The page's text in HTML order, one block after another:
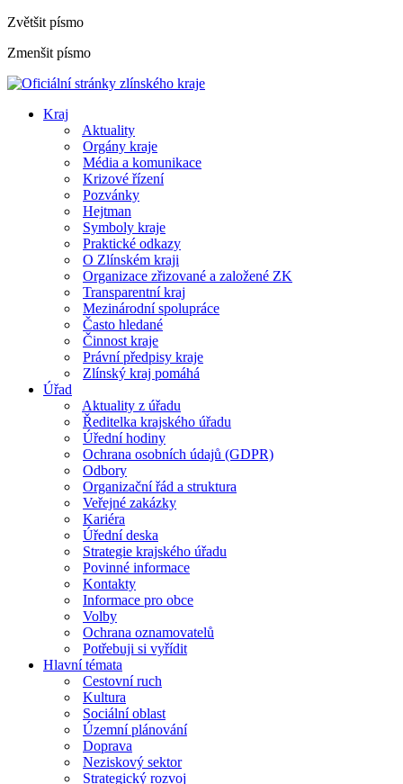
Zvětšit písmo
Zmenšit písmo
Kraj
Aktuality
Orgány kraje
Média a komunikace
Krizové řízení
Pozvánky
Hejtman
Symboly kraje
Praktické odkazy
O Zlínském kraji
Organizace zřizované a založené ZK
Transparentní kraj
Mezinárodní spolupráce
Často hledané
Činnost kraje
Právní předpisy kraje
Zlínský kraj pomáhá
Úřad
Aktuality z úřadu
Ředitelka krajského úřadu
Úřední hodiny
Ochrana osobních údajů (GDPR)
Odbory
Organizační řád a struktura
Veřejné zakázky
Kariéra
Úřední deska
Strategie krajského úřadu
Povinné informace
Kontakty
Informace pro obce
Volby
Ochrana oznamovatelů
Potřebuji si vyřídit
Hlavní témata
Cestovní ruch
Kultura
Sociální oblast
Územní plánování
Doprava
Neziskový sektor
Strategický rozvoj